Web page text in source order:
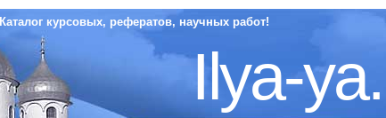
Каталог курсовых, рефератов, научных работ!
Ilya-